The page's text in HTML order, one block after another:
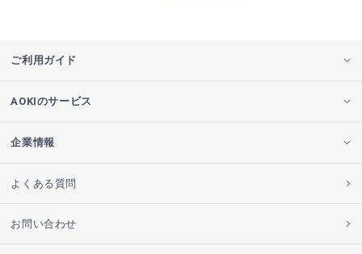
ご利用ガイド
AOKIのサービス
企業情報
よくある質問
お問い合わせ